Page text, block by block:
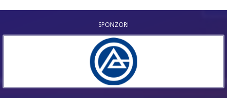
SPONZORI